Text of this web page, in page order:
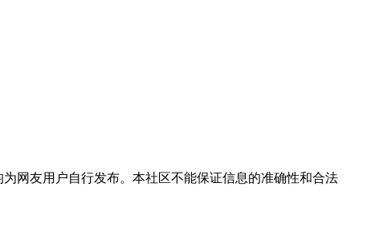
网友用户自行发布。本社区不能保证信息的准确性和合法